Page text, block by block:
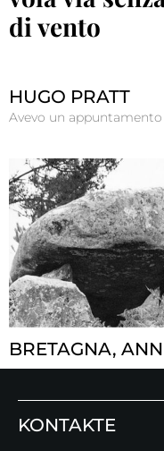
di vento
HUGO PRATT
Avevo un appuntamento
BRETAGNA,
KONTAKTE